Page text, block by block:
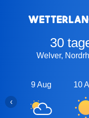
30
Welver,
9 Aug 10
‹